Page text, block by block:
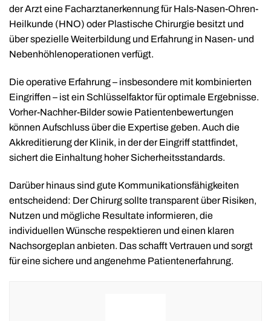
der Arzt eine Facharztanerkennung für Hals-Nasen-Ohren-
Heilkunde (HNO) oder Plastische Chirurgie besitzt und
über spezielle Weiterbildung und Erfahrung in Nasen- und
Nebenhöhlenoperationen verfügt.
Die operative Erfahrung – insbesondere mit kombinierten
Eingriffen – ist ein Schlüsselfaktor für optimale Ergebnisse.
Vorher-Nachher-Bilder sowie Patientenbewertungen
können Aufschluss über die Expertise geben. Auch die
Akkreditierung der Klinik, in der der Eingriff stattfindet,
sichert die Einhaltung hoher Sicherheitsstandards.
Darüber hinaus sind gute Kommunikationsfähigkeiten
entscheidend: Der Chirurg sollte transparent über Risiken,
Nutzen und mögliche Resultate informieren, die
individuellen Wünsche respektieren und einen klaren
Nachsorgeplan anbieten. Das schafft Vertrauen und sorgt
für eine sichere und angenehme Patientenerfahrung.